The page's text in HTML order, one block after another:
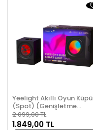
Yeelight Akıllı Oyun Küpü
(Spot) (Genişletme
Paketi)
2.099,00 TL
1.849,00 TL